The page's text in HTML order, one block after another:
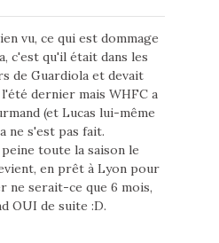
vu, ce qui est dommage
c'est qu'il était dans les
de Guardiola et devait
dernier mais WHFC a
(et Lucas lui-même
ne s'est pas fait.
toute la saison le
en prêt à Lyon pour
ne serait-ce que 6 mois,
OUI de suite :D.